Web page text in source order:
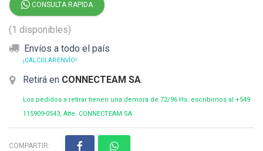
CONSULTA RAPIDA
(1 disponibles)
Envíos a todo el país
¡CALCULAR ENVÍO!
Retirá en CONNECTEAM SA.
Los pedidos a retirar tienen una demora de 72/96 Hs. escribirnos al +549
115909-0543, Atte. CONNECTEAM SA
COMPARTIR: